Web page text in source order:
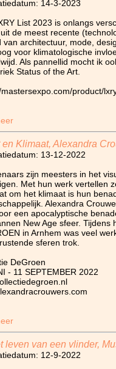
14-3-2023
List 2023 is onlangs
de meest recente
van architectuur, mode,
voor klimatologische
Als pannellid mocht ik
Status of the Art.
product/
en Klimaat, Alexandra
13-12-2022
zijn meesters in het
Met hun werk vertellen
om het klimaat is hun
Alexandra
een apocalyptische
New Age sfeer. Tijdens
in Arnhem was veel
sferen trok.
DeGroen
- 11 SEPTEMBER 2022
leven van een vlinder,
12-9-2022